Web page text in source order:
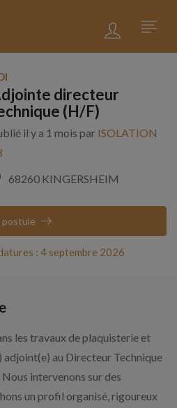
directeur
(H/F)
il y a 1 mois par ISOLATION
68260 KINGERSHEIM
: 4 septembre 2026
postule
les travaux de plaquisterie et
adjoint(e) au Directeur Technique
intervenons sur des
un profil organisé, rigoureux